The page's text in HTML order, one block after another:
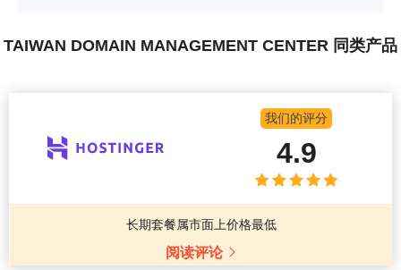
TAIWAN DOMAIN MANAGEMENT CENTER 同类产品
我们的评分
4.9
长期套餐属市面上价格最低
阅读评论